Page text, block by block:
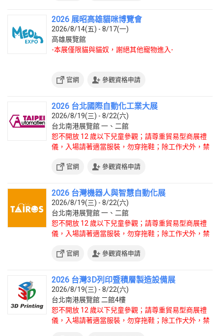
2026 展昭高雄貓咪博覽會
2026/8/14(五) - 8/17(一)
高雄展覽館
-本展僅限貓與貓奴，謝絕其他寵物進入-
官網 參觀資格申請
2026 台北國際自動化工業大展
2026/8/19(三) - 8/22(六)
台北南港展覽館 一、二館
恕不開放 12 歲以下兒童參觀；請尊重貿易型商展禮
儀，入場請著適當服裝，勿穿拖鞋；除工作犬外，禁
官網 參觀資格申請
2026 台灣機器人與智慧自動化展
2026/8/19(三) - 8/22(六)
台北南港展覽館 一、二館
恕不開放 12 歲以下兒童參觀；請尊重貿易型商展禮
儀，入場請著適當服裝，勿穿拖鞋；除工作犬外，禁
官網 參觀資格申請
2026 台灣3D列印暨積層製造設備展
2026/8/19(三) - 8/22(六)
台北南港展覽館 二館4樓
恕不開放 12 歲以下兒童參觀；請尊重貿易型商展禮
儀，入場請著適當服裝，勿穿拖鞋；除工作犬外，禁